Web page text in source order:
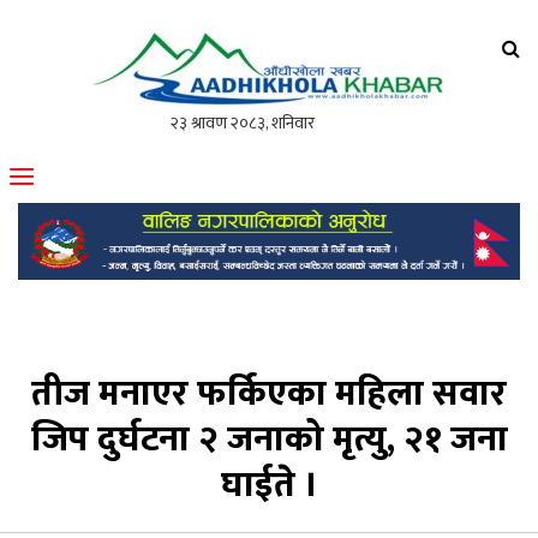
मोफसलकै लोकप्रिय अनलाइन पत्रिका
तीज मनाएर फर्किएका महिला सवार
जिप दुर्घटना २ जनाको मृत्यु, २१ जना
घाईते ।